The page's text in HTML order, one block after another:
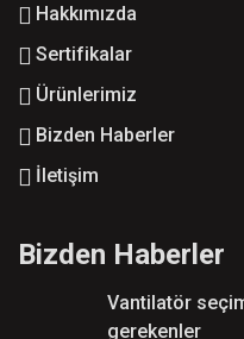
Hakkımızda
Sertifikalar
Ürünlerimiz
Bizden Haberler
İletişim
Bizden Haberler
Vantilatör
gerekenler